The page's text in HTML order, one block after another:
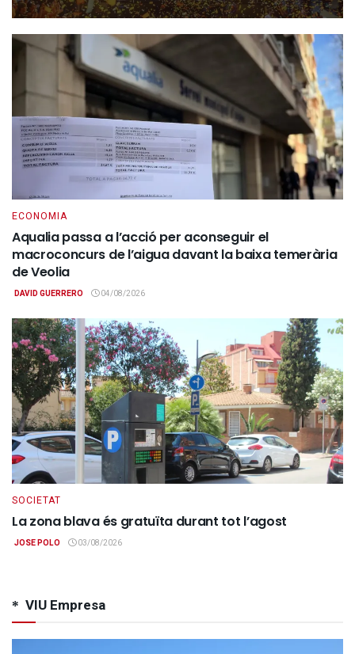
ECONOMIA
Aqualia passa a l’acció per aconseguir el
macroconcurs de l’aigua davant la baixa temerària
de Veolia
DAVID GUERRERO 04/08/2026
SOCIETAT
La zona blava és gratuïta durant tot l’agost
JOSE POLO 03/08/2026
VIU Empresa